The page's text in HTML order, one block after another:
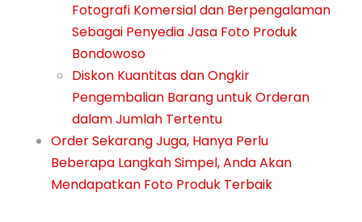
Fotografi Komersial dan Berpengalaman
Sebagai Penyedia Jasa Foto Produk
Bondowoso
Diskon Kuantitas dan Ongkir
Pengembalian Barang untuk Orderan
dalam Jumlah Tertentu
Order Sekarang Juga, Hanya Perlu
Beberapa Langkah Simpel, Anda Akan
Mendapatkan Foto Produk Terbaik